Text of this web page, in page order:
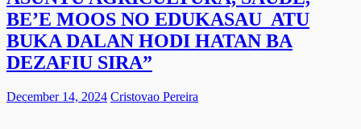
BE’E MOOS NO EDUKASAU ATU
BUKA DALAN HODI HATAN BA
DEZAFIU SIRA”
December 14, 2024 Cristovao Pereira